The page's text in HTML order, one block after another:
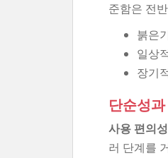
준함은 전
붉은
일상
장기
단순성
사용 편의
러 단계를